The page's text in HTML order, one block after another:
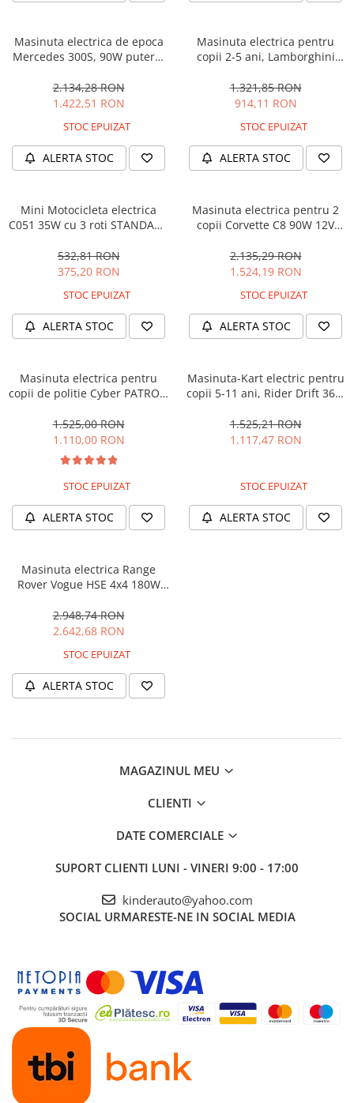
Masinuta electrica de epoca
Mercedes 300S, 90W putere,
2.134,28 RON
1.422,51 RON
STOC EPUIZAT
ALERTA STOC
Masinuta electrica pentru
copii 2-5 ani, Lamborghini
12V, galbena
1.321,85 RON
914,11 RON
STOC EPUIZAT
ALERTA STOC
Mini Motocicleta electrica
C051 35W cu 3 roti STANDARD
532,81 RON
375,20 RON
STOC EPUIZAT
ALERTA STOC
Masinuta electrica pentru 2
copii Corvette C8 90W 12V
2.135,29 RON
1.524,19 RON
STOC EPUIZAT
ALERTA STOC
Masinuta electrica pentru
copii de politie Cyber PATROL,
90W, 12V, Black & White
1.525,00 RON
1.110,00 RON
STOC EPUIZAT
ALERTA STOC
Masinuta-Kart electric pentru
copii 5-11 ani, Rider Drift 360,
1.525,21 RON
1.117,47 RON
STOC EPUIZAT
ALERTA STOC
Masinuta electrica Range
Rover Vogue HSE 4x4 180W
2.948,74 RON
2.642,68 RON
STOC EPUIZAT
ALERTA STOC
MAGAZINUL MEU
CLIENTI
DATE COMERCIALE
SUPORT CLIENTI LUNI - VINERI 9:00 - 17:00
kinderauto@yahoo.com
SOCIAL URMARESTE-NE IN SOCIAL MEDIA